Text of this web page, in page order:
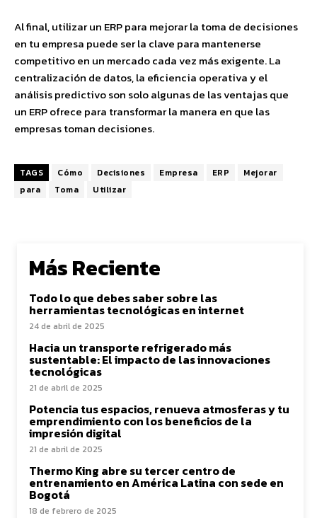
Al final, utilizar un ERP para mejorar la toma de decisiones
en tu empresa puede ser la clave para mantenerse
competitivo en un mercado cada vez más exigente. La
centralización de datos, la eficiencia operativa y el
análisis predictivo son solo algunas de las ventajas que
un ERP ofrece para transformar la manera en que las
empresas toman decisiones.
TAGS Cómo Decisiones Empresa ERP
Mejorar
para
Toma Utilizar
Más Reciente
Todo lo que debes saber sobre las
herramientas tecnológicas en internet
24 de abril de 2025
Hacia un transporte refrigerado más
sustentable: El impacto de las innovaciones
tecnológicas
21 de abril de 2025
Potencia tus espacios, renueva atmosferas y tu
emprendimiento con los beneficios de la
impresión digital
21 de abril de 2025
Thermo King abre su tercer centro de
entrenamiento en América Latina con sede en
Bogotá
18 de febrero de 2025